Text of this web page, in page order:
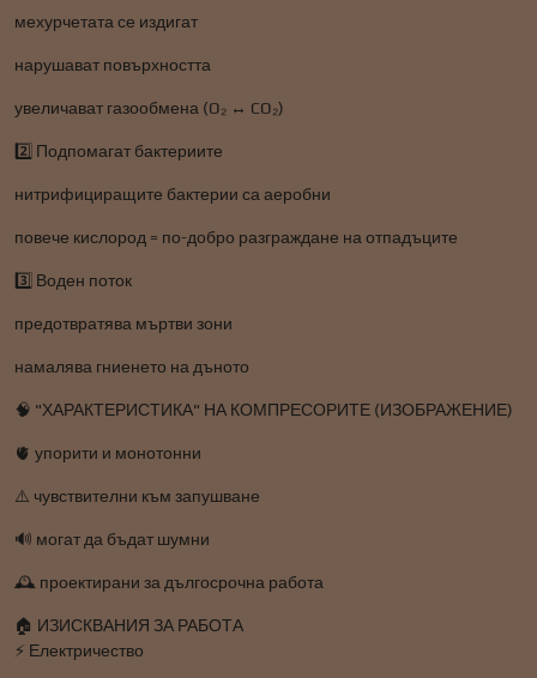
мехурчетата се издигат
нарушават повърхността
увеличават газообмена (O₂ ↔ CO₂)
2️⃣ Подпомагат бактериите
нитрифициращите бактерии са аеробни
повече кислород = по-добро разграждане на отпадъците
3️⃣ Воден поток
предотвратява мъртви зони
намалява гниенето на дъното
🧠 "ХАРАКТЕРИСТИКА" НА КОМПРЕСОРИТЕ (ИЗОБРАЖЕНИЕ)
🫀 упорити и монотонни
⚠️ чувствителни към запушване
🔊 могат да бъдат шумни
🕰️ проектирани за дългосрочна работа
🏠 ИЗИСКВАНИЯ ЗА РАБОТА
⚡ Електричество